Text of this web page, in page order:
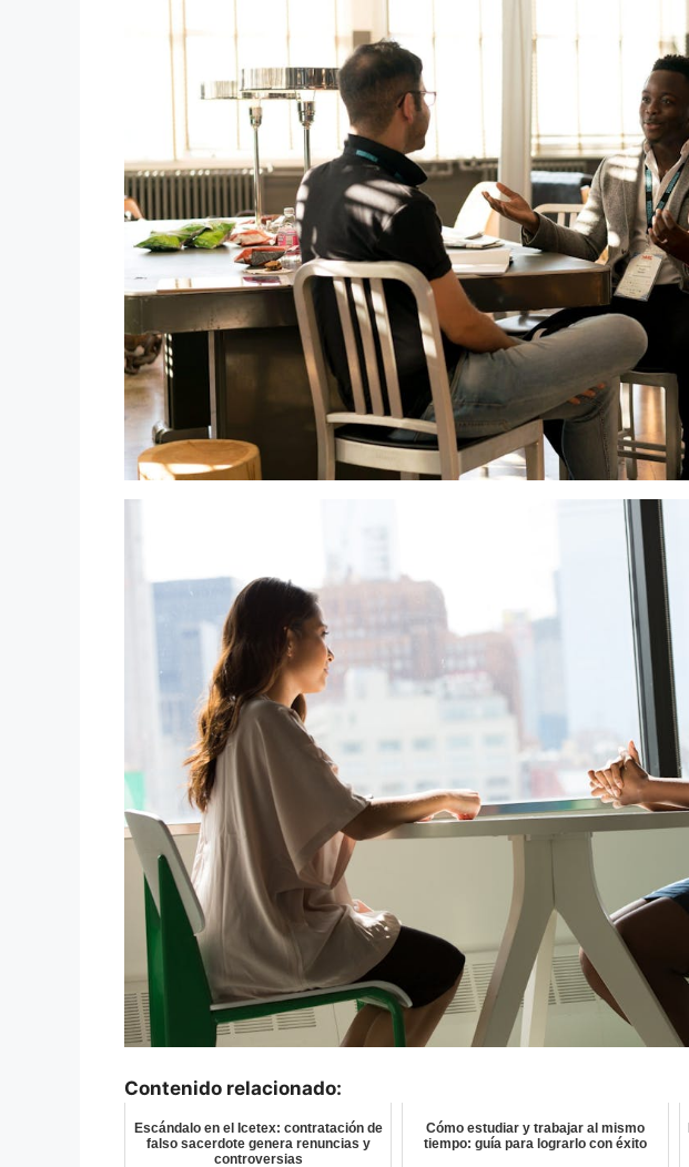
Contenido relacionado:
Escándalo en el Icetex: contratación de
falso sacerdote genera renuncias y
controversias
Cómo estudiar y trabajar al mismo
tiempo: guía para lograrlo con éxito